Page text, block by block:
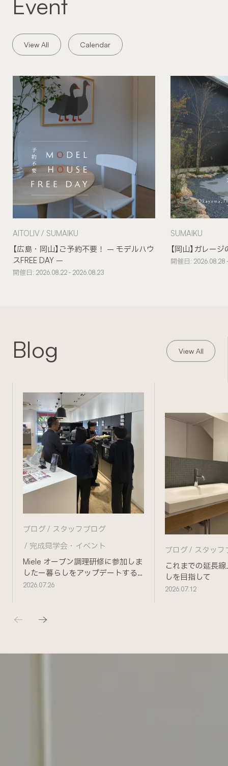
View All Calendar
【広島・岡山】ご予約不要！ – モデルハウ
スFREE DAY –
AITOLIV SUMAIKU
開催日: 2026.08.22 - 2026.08.23
【岡山】ガレー
SUMAIKU
開催日: 2026.08.28
Blog View All
Miele オーブン調理研修に参加しま
したー暮らしをアップデートする
ためにー
ブログ
スタッフブログ
完成見学会・イベント
2026.07.26
これまでの延長
しを目指して
ブログ スタッフ
2026.07.12